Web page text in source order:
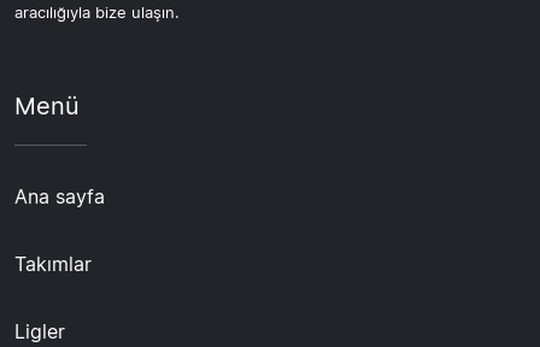
aracılığıyla bize ulaşın.
Menü
Ana sayfa
Takımlar
Ligler